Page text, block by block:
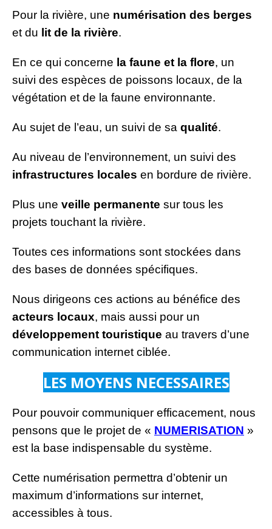
Pour la rivière, une numérisation des berges
et du lit de la rivière.
En ce qui concerne la faune et la flore, un
suivi des espèces de poissons locaux, de la
végétation et de la faune environnante.
Au sujet de l’eau, un suivi de sa qualité.
Au niveau de l’environnement, un suivi des
infrastructures locales en bordure de rivière.
Plus une veille permanente sur tous les
projets touchant la rivière.
Toutes ces informations sont stockées dans
des bases de données spécifiques.
Nous dirigeons ces actions au bénéfice des
acteurs locaux, mais aussi pour un
développement touristique au travers d’une
communication internet ciblée.
LES MOYENS NECESSAIRES
Pour pouvoir communiquer efficacement, nous
pensons que le projet de « NUMERISATION »
est la base indispensable du système.
Cette numérisation permettra d’obtenir un
maximum d’informations sur internet,
accessibles à tous.